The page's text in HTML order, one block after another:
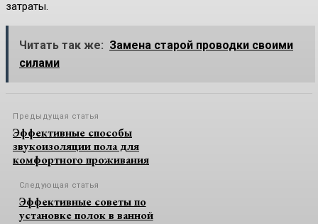
затраты.
Читать так же: Замена старой проводки своими
силами
Предыдущая статья
Эффективные способы
звукоизоляции пола для
комфортного проживания
Следующая статья
Эффективные советы по
установке полок в ванной